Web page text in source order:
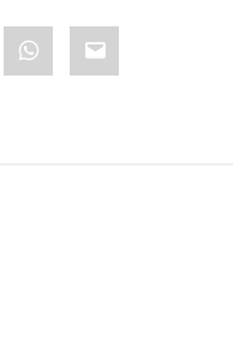
WhatsApp
Email